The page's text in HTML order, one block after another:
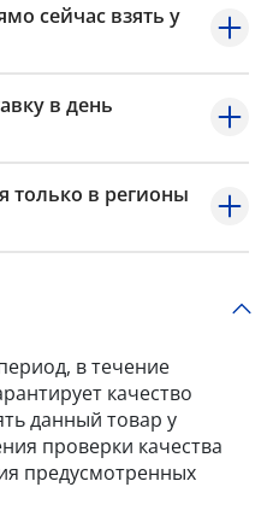
сейчас взять у
в день
только в регионы
в течение
качество
данный товар у
проверки качества
предусмотренных